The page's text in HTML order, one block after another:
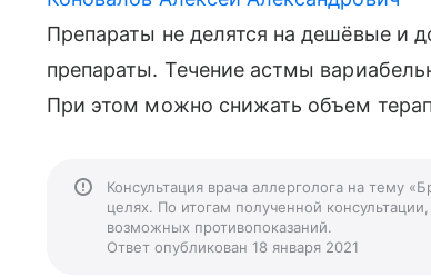
Препараты не делятся на дешёвые и
препараты. Течение астмы
При этом можно снижать объем
Консультация врача аллерголога на тему
целях. По итогам полученной
возможных противопоказаний.
Ответ опубликован 18 января 2021